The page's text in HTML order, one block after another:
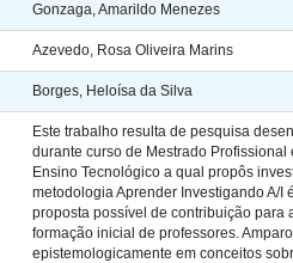
Gonzaga, Amarildo Menezes
Azevedo, Rosa Oliveira Marins
Borges, Heloísa da Silva
Este trabalho resulta de pesquisa
durante curso de Mestrado Profissional
Ensino Tecnológico a qual propôs
metodologia Aprender Investigando A/I
proposta possível de contribuição para
formação inicial de professores.
epistemologicamente em conceitos